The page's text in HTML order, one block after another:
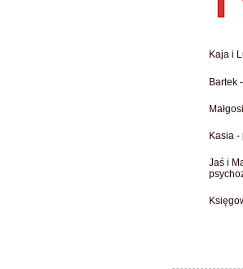
Kaja i
Bartek
Kasia -
Jaś i